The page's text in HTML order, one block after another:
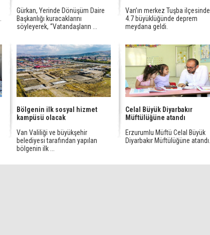
Gürkan, Yerinde Dönüşüm Daire
Başkanlığı kuracaklarını
söyleyerek, “Vatandaşların ...
Van’ın merkez Tuşba ilçesinde
4.7 büyüklüğünde deprem
meydana geldi.
Bölgenin ilk sosyal hizmet
kampüsü olacak
Van Valiliği ve büyükşehir
belediyesi tarafından yapılan
bölgenin ilk ...
Celal Büyük Diyarbakır
Müftülüğüne atandı
Erzurumlu Müftü Celal Büyük
Diyarbakır Müftülüğüne atandı.